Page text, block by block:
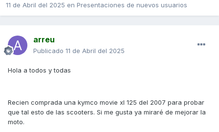
11 de Abril del 2025 en Presentaciones de nuevos usuarios
arreu
Publicado 11 de Abril del 2025
Hola a todos y todas
Recien comprada una kymco movie xl 125 del 2007 para probar
que tal esto de las scooters. Si me gusta ya miraré de mejorar la
moto.